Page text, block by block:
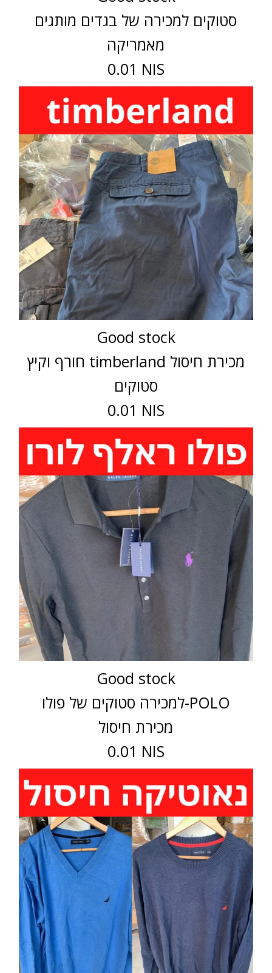
סטוקים למכירה של בגדים מותגים
מאמריקה
0.01 NIS
Good stock
חורף וקיץ timberland מכירת חיסול
סטוקים
0.01 NIS
Good stock
למכירה סטוקים של פולו-POLO
מכירת חיסול
0.01 NIS